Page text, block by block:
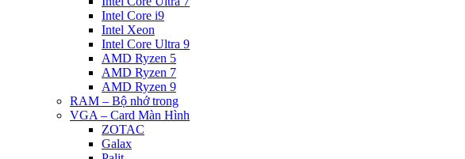
Intel Core i9
Intel Xeon
Intel Core Ultra 9
AMD Ryzen 5
AMD Ryzen 7
AMD Ryzen 9
RAM – Bộ nhớ trong
VGA – Card Màn Hình
ZOTAC
Galax